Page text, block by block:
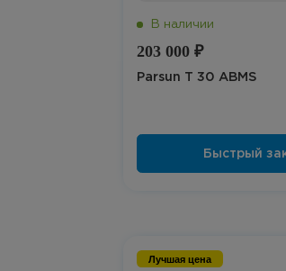
203 000 ₽
Parsun T 30 ABMS
Лучшая цена